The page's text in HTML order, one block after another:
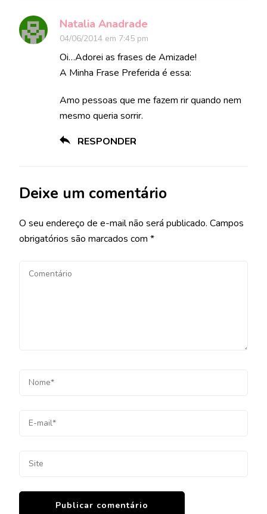
Natalia Anadrade
04/06/2014 em 7:45 pm
Oi…Adorei as frases de Amizade!
A Minha Frase Preferida é essa:
Amo pessoas que me fazem rir quando nem
mesmo queria sorrir.
RESPONDER
Deixe um comentário
O seu endereço de e-mail não será publicado. Campos
obrigatórios são marcados com *